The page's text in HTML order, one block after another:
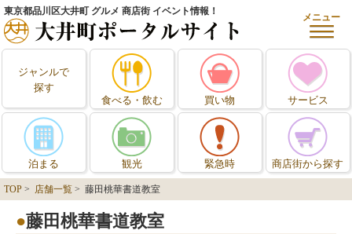
東京都品川区大井町 グルメ 商店街 イベント情報！
メニュー
ジャンルで
探す
食べる・飲む
買い物 サービス
泊まる 観光 緊急時 商店街から探す
TOP > 店舗一覧 > 藤田桃華書道教室
藤田桃華書道教室